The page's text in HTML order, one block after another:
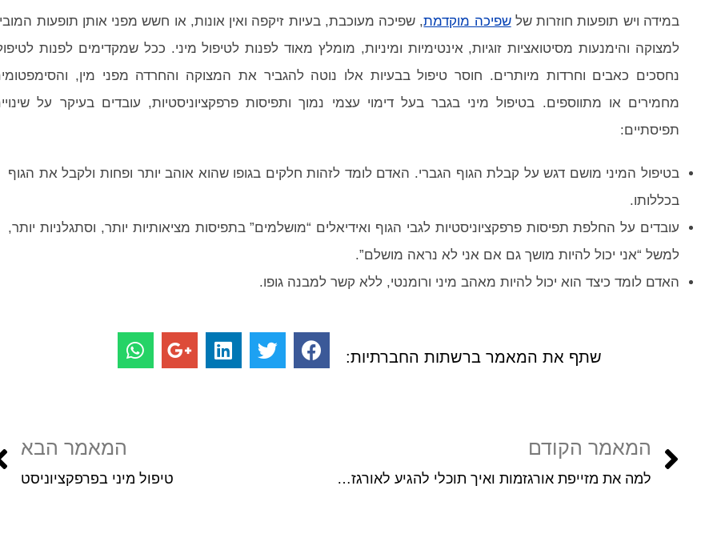
במידה ויש תופעות חוזרות שלשפיכה מוקדמת, שפיכה מעוכבת, בעיות זיקפה ואין אונות, או חשש מפני אותן תופעות
למצוקה והימנעות מסיטואציות זוגיות, אינטימיות ומיניות, מומלץ מאוד לפנות לטיפול מיני. ככל שמקדימים לפנות
נחסכים כאבים וחרדות מיותרים. חוסר טיפול בבעיות אלו נוטה להגביר את המצוקה והחרדה מפני מין,
מחמירים או מתווספים. בטיפול מיני בגבר בעל דימוי עצמי נמוך ותפיסות פרפקציוניסטיות, עובדים בעיקר על
תפיסתיים:
בטיפול המיני מושם דגש על קבלת הגוף הגברי. האדם לומד לזהות חלקים בגופו שהוא אוהב יותר ופחות ולקבל את הגוף
בכללותו.
עובדים על החלפת תפיסות פרפקציוניסטיות לגבי הגוף ואידיאלים “מושלמים” בתפיסות מציאותיות יותר, וסתגלניות יותר,
למשל “אני יכול להיות מושך גם אם אני לא נראה מושלם”.
האדם לומד כיצד הוא יכול להיות מאהב מיני ורומנטי, ללא קשר למבנה גופו.
שתף את המאמר ברשתות החברתיות:
המאמר הקודם
למה את מזייפת אורגזמות ואיך תוכלי להגיע לאורגזמות אמתיות ומספקות?
המאמר הבא
טיפול מיני בפרפקציוניסט